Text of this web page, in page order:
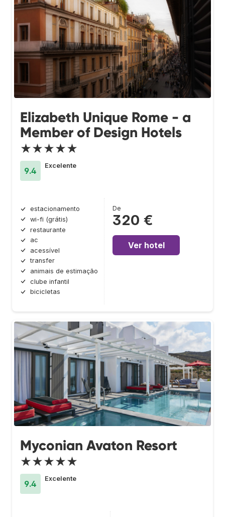
Elizabeth Unique Rome - a
Member of Design Hotels
★★★★★
9.4
Excelente
estacionamento
wi-fi (grátis)
restaurante
ac
acessível
transfer
animais de estimação
clube infantil
bicicletas
De
320 €
Ver hotel
Myconian Avaton Resort
★★★★★
9.4
Excelente